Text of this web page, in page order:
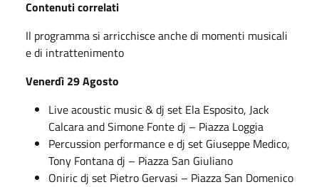
Contenuti correlati
Il programma si arricchisce anche di momenti musicali
e di intrattenimento
Venerdì 29 Agosto
Live acoustic music & dj set Ela Esposito, Jack
Calcara and Simone Fonte dj – Piazza Loggia
Percussion performance e dj set Giuseppe Medico,
Tony Fontana dj – Piazza San Giuliano
Oniric dj set Pietro Gervasi – Piazza San Domenico